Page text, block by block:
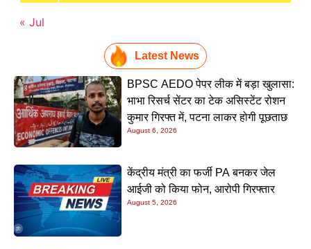
« Jul
Latest News
BPSC AEDO पेपर लीक में बड़ा खुलासा:
भाभा रिसर्च सेंटर का टेक असिस्टेंट रोशन
कुमार गिरफ्त में, पटना लाकर होगी पूछताछ
August 6, 2026
केंद्रीय मंत्री का फर्जी PA बनकर जेल
आईजी को किया फोन, आरोपी गिरफ्तार
August 5, 2026